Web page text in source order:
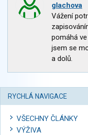
glachova
Vážení
pomáhá
jsem se
a dolů.
RYCHLÁ NAVIGACE
VŠECHNY ČLÁNKY
VÝŽIVA